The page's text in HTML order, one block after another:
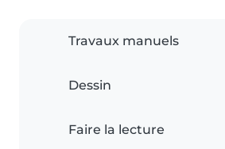
Travaux manuels
Dessin
Faire la lecture